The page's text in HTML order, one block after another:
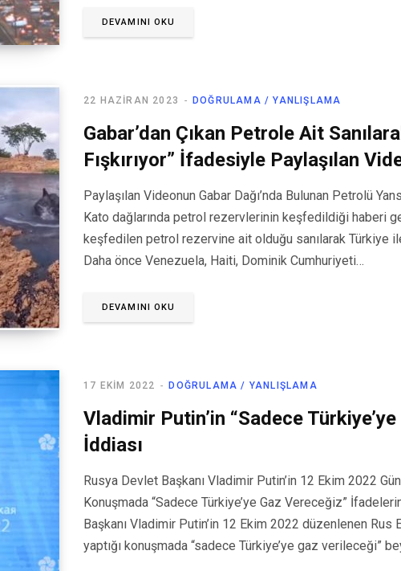
DEVAMINI OKU
DOĞRULAMA / YANLIŞLAMA
22 HAZIRAN 2023
Gabar’dan Çıkan Petrole Ait
Fışkırıyor” İfadesiyle Paylaşılan
Paylaşılan Videonun Gabar Dağı’nda Bulunan Petrolü
Kato dağlarında petrol rezervlerinin keşfedildiği haberi
keşfedilen petrol rezervine ait olduğu sanılarak Türkiye
Daha önce Venezuela, Haiti, Dominik Cumhuriyeti…
DEVAMINI OKU
DOĞRULAMA / YANLIŞLAMA
17 EKIM 2022
Vladimir Putin’in “Sadece
İddiası
Rusya Devlet Başkanı Vladimir Putin’in 12 Ekim 2022
Konuşmada “Sadece Türkiye’ye Gaz Vereceğiz”
Başkanı Vladimir Putin’in 12 Ekim 2022 düzenlenen Rus
yaptığı konuşmada “sadece Türkiye’ye gaz verileceği”